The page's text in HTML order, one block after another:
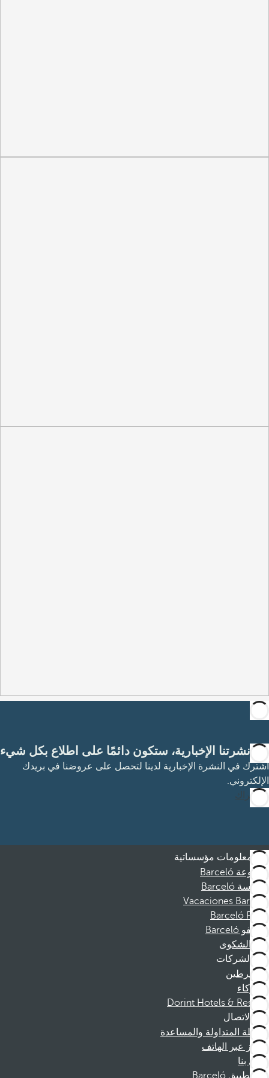
مع نشرتنا الإخبارية، ستكون دائمًا على اطلاع بكل شيء
اشترك في النشرة الإخبارية لدينا لتحصل على عروضنا في بريدك
الإلكتروني.
الاشتراك
معلومات مؤسساتية
مجموعة Barceló
مؤسسة Barceló
Vacaciones Barceló
Barceló Films
موظفو Barceló
قناة الشكوى
الشركات
المنخرطين
الشركاء
Dorint Hotels & Resorts
الاتصال
الأسئلة المتداولة والمساعدة
الحجز عبر الهاتف
اتصل بنا
تطبيق Barceló